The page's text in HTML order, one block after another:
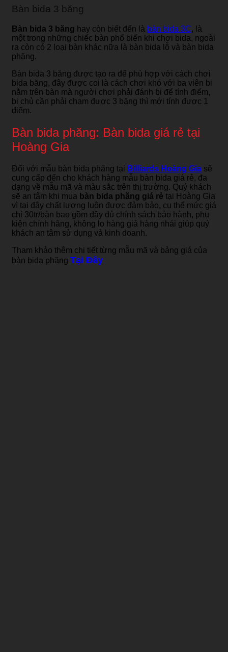
Bàn bida 3 băng
Bàn bida 3 băng hay còn biết đến là bàn bida 3C, là
một trong những chiếc bàn phổ biến khi chơi bida, ngoài
ra còn có 2 loại bàn khác nữa là bàn bida lỗ và bàn bida
phăng.
Bàn bida 3 băng được tạo ra để phù hợp với cách chơi
bida băng, đây được coi là cách chơi khó với ba viên bi
nằm trên bàn mà người chơi phải đánh bi để tính điểm,
bi chủ cần phải chạm được 3 băng thì mới tính được 1
điểm.
Bàn bida phăng: Bàn bida giá rẻ tại
Hoàng Gia
Đối với mẫu bàn bida phăng tại Billiards Hoàng Gia sẽ
cung cấp đến cho khách hàng mẫu bàn bida giá rẻ, đa
dạng về mẫu mã và màu sắc trên thị trường. Quý khách
sẽ an tâm khi mua bàn bida phăng giá rẻ tại Hoàng Gia
vì tại đây chất lượng luôn được đảm bảo, cụ thể mức giá
chỉ 30tr/bàn bao gồm đầy đủ chính sách bảo hành, phụ
kiện chính hãng, không lo hàng giả hàng nhái giúp quý
khách an tâm sử dụng và kinh doanh.
Tham khảo thêm chi tiết từng mẫu mã và bảng giá của
bàn bida phăng Tại Đây